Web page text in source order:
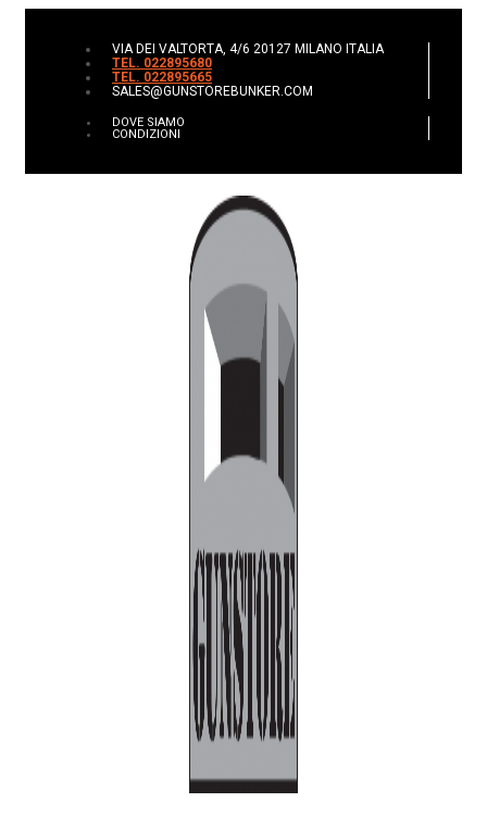
VIA DEI VALTORTA, 4/6 20127 MILANO ITALIA
TEL. 022895680
TEL. 022895665
SALES@GUNSTOREBUNKER.COM
DOVE SIAMO
CONDIZIONI